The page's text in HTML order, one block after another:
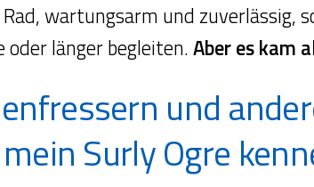
wartungsarm und zuverlässig,
oder länger begleiten.Aber es kam
und
Surly Ogre